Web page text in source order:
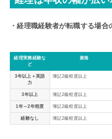
・経理職経験者が転職する場合
経理実務経験な
ど
資格
3年以上＋英語
力
簿記2級程度以上
3年以上 簿記2級程度以上
1年～2年程度 簿記2級程度以上
経験なし 簿記2級程度以上